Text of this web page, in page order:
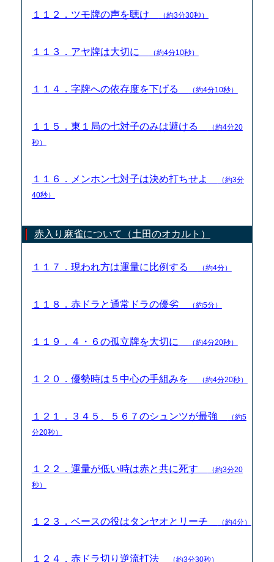
１１２．ツモ牌の声を聴け （約3分30秒）
１１３．アヤ牌は大切に （約4分10秒）
１１４．字牌への依存度を下げる （約4分10秒）
１１５．東１局の七対子のみは避ける
（約4分20
秒）
１１６．メンホン七対子は決め打ちせよ
（約3分
40秒）
赤入り麻雀について（土田のオカルト）
１１７．現われ方は運量に比例する （約4分）
１１８．赤ドラと通常ドラの優劣 （約5分）
１１９．４・６の孤立牌を大切に （約4分20秒）
１２０．優勢時は５中心の手組みを （約4分20秒）
１２１．３４５、５６７のシュンツが最強
（約5
分20秒）
１２２．運量が低い時は赤と共に死す
（約3分20
秒）
１２３．ベースの役はタンヤオとリーチ （約4分）
１２４．赤ドラ切り逆流打法 （約3分30秒）